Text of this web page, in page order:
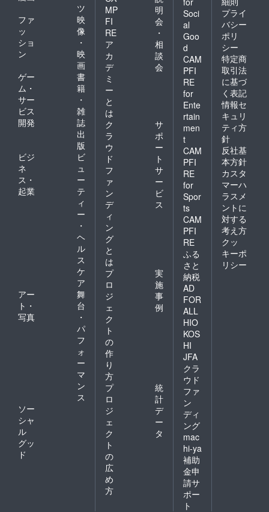
ツ
ファ
ッ
ショ
ン
映
像
・
映
画
ゲー
ム・
サー
ビス
開発
書
籍
・
雑
誌
出
版
ビジ
ネ
ス・
起業
ビ
ュ
ー
テ
ィ
ー
・
ヘ
ル
ス
ケ
ア
アー
ト・
写真
舞
台
・
パ
フ
ォ
ー
マ
ン
ス
ソー
シャ
ル
グッ
ド
MP
FI
RE
ア
カ
デ
ミ
ー
と
は
明
会
・
相
談
会
ク
ラ
ウ
ド
フ
ァ
ン
デ
ィ
ン
グ
と
は
サ
ポ
ー
ト
サ
ー
ビ
ス
プ
ロ
ジ
ェ
ク
ト
の
作
り
方
実
施
事
例
プ
ロ
ジ
ェ
ク
ト
の
広
め
方
統
計
デ
ー
タ
Soci
al
Goo
d
CAM
PFI
RE
for
Ente
rtain
men
t
CAM
PFI
RE
for
Spor
ts
CAM
PFI
RE
ふる
さと
納税
AD
FOR
ALL
HIO
KOS
HI
JFA
クラ
ウド
ファ
ン
ディ
ング
mac
hi-ya
補助
金申
請サ
ポー
ト
プライ
バシー
ポリ
シー
特定商
取引法
に基づ
く表記
情報セ
キュリ
ティ方
針
反社基
本方針
カスタ
マーハ
ラスメ
ントに
対する
考え方
クッ
キーポ
リシー